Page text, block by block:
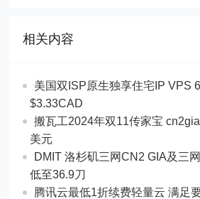
相关内容
美国双ISP原生独享住宅IP VPS
$3.33CAD
搬瓦工2024年双11传家宝
美元
DMIT 洛杉矶三网CN2 GIA及三
低至36.9刀
腾讯云最低1折续费轻量云 满足